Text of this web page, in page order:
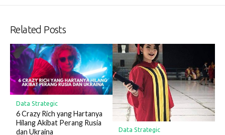
Related Posts
Data Strategic
6 Crazy Rich yang Hartanya
Hilang Akibat Perang Rusia
dan Ukraina
Data Strategic